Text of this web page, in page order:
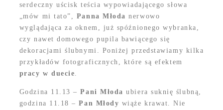
serdeczny uścisk teścia wypowiadającego słowa
„mów mi tato”, Panna Młoda nerwowo
wyglądająca za oknem, już spóźnionego wybranka,
czy nawet domowego pupila bawiącego się
dekoracjami ślubnymi. Poniżej przedstawiamy kilka
przykładów fotograficznych, które są efektem
pracy w duecie
Godzina 11.13 –Pani Młoda ubiera suknię ślubną,
godzina 11.18 –Pan Młody wiąże krawat. Nie